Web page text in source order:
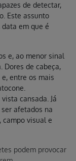
de detectar,
Este assunto
em que é
e, ao menor sinal
Dores de cabeça,
entre os mais
cansada. Já
afetados na
campo visual e
podem provocar